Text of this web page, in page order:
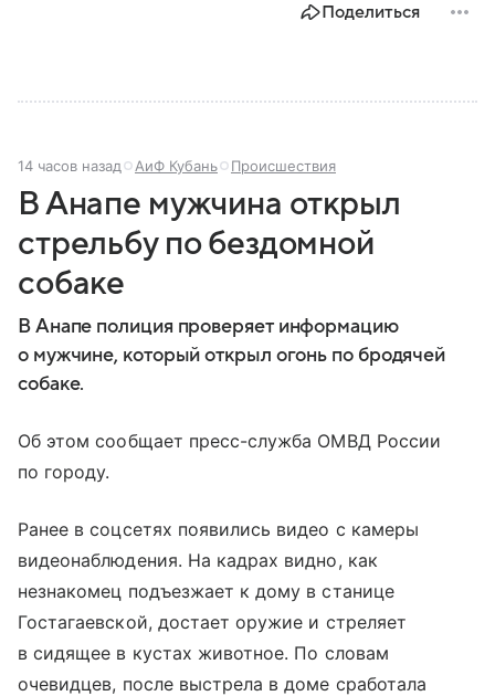
Поделиться
14 часов назад АиФ Кубань Происшествия
В Анапе мужчина открыл
стрельбу по бездомной
собаке
В Анапе полиция проверяет информацию
о мужчине, который открыл огонь по бродячей
собаке.
Об этом сообщает пресс-служба ОМВД России
по городу.
Ранее в соцсетях появились видео с камеры
видеонаблюдения. На кадрах видно, как
незнакомец подъезжает к дому в станице
Гостагаевской, достает оружие и стреляет
в сидящее в кустах животное. По словам
очевидцев, после выстрела в доме сработала